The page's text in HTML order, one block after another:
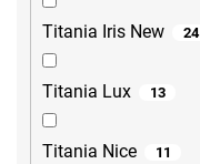
Titania Iris New 24
Titania Lux 13
Titania Nice 11